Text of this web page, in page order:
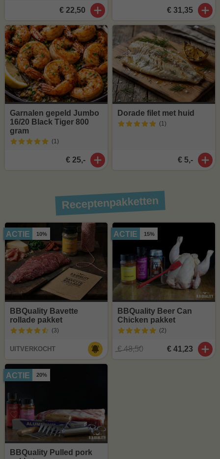
€ 22,50 € 31,35
Garnalen gepeld Jumbo
16/20 Black Tiger 800
gram
(1)
€ 25,-
Dorade filet met huid
(1)
€ 5,-
Receptenpakketten
ACTIE 10%
BBQuality Bavette
rollade pakket
(3)
UITVERKOCHT
ACTIE 15%
BBQuality Beer Can
Chicken pakket
(2)
€ 48,50 € 41,23
ACTIE 20%
BBQuality Pulled pork